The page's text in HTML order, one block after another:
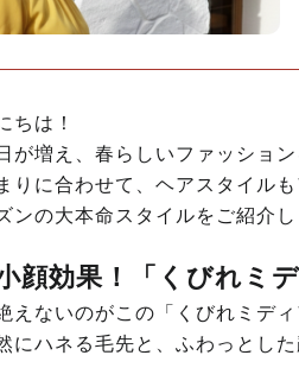
ちは！
が増え、春らしいファッショ
りに合わせて、ヘアスタイル
ンの大本命スタイルをご紹介
顔効果！「くびれミ
えないのがこの「くびれミデ
にハネる毛先と、ふわっとし